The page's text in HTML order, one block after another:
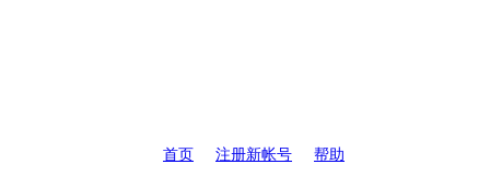
首页 注册新帐号 帮助